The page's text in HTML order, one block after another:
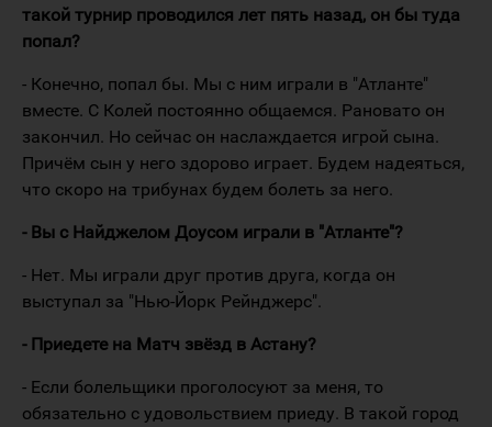
такой турнир проводился лет пять назад, он бы туда
попал?
- Конечно, попал бы. Мы с ним играли в "Атланте"
вместе. С Колей постоянно общаемся. Рановато он
закончил. Но сейчас он наслаждается игрой сына.
Причём сын у него здорово играет. Будем надеяться,
что скоро на трибунах будем болеть за него.
- Вы с Найджелом Доусом играли в "Атланте"?
- Нет. Мы играли друг против друга, когда он
выступал за "Нью-Йорк Рейнджерс".
- Приедете на Матч звёзд в Астану?
- Если болельщики проголосуют за меня, то
обязательно с удовольствием приеду. В такой город